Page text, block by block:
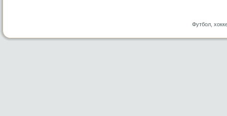
Футбол,